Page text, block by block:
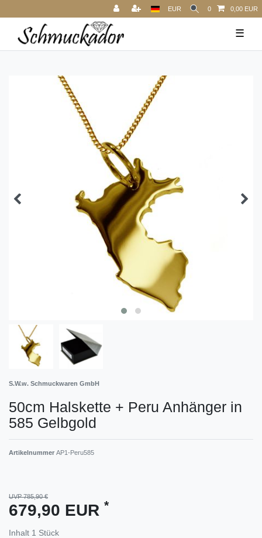
EUR 0 0,00 EUR
☰
S.W.w. Schmuckwaren GmbH
50cm Halskette + Peru Anhänger in
585 Gelbgold
Artikelnummer AP1-Peru585
UVP 785,90 €
679,90 EUR *
Inhalt 1 Stück